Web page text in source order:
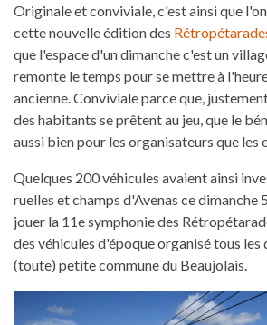
Originale et conviviale, c'est ainsi que
cette nouvelle édition des
que l'espace d'un dimanche c'est un
remonte le temps pour se mettre à
ancienne. Conviviale parce que,
des habitants se prêtent au jeu, que le
aussi bien pour les organisateurs que les
Quelques 200 véhicules avaient ainsi
ruelles et champs d'Avenas ce dimanche
jouer la 11e symphonie des
des véhicules d'époque organisé tous les
(toute) petite commune du Beaujolais.